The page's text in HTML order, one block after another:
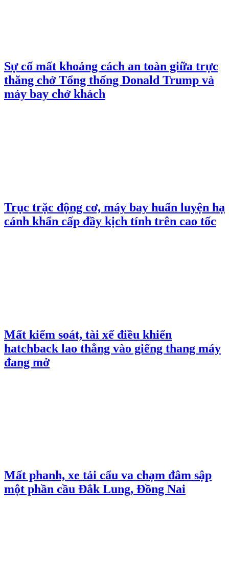
Sự cố mất khoảng cách an toàn giữa trực
thăng chở Tổng thống Donald Trump và
máy bay chở khách
Trục trặc động cơ, máy bay huấn luyện hạ
cánh khẩn cấp đầy kịch tính trên cao tốc
Mất kiểm soát, tài xế điều khiển
hatchback lao thẳng vào giếng thang máy
đang mở
Mất phanh, xe tải cẩu va chạm đâm sập
một phần cầu Đắk Lung, Đồng Nai